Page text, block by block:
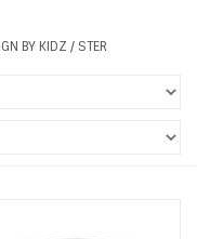
BY KIDZ / STER